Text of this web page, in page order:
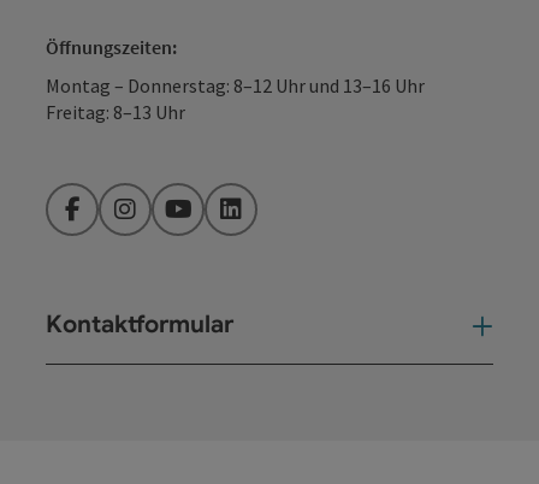
Öffnungszeiten:
Montag – Donnerstag: 8–12 Uhr und 13–16 Uhr
Freitag: 8–13 Uhr
FacebookInstagramYouTubeLinkedIn
Kontaktformular